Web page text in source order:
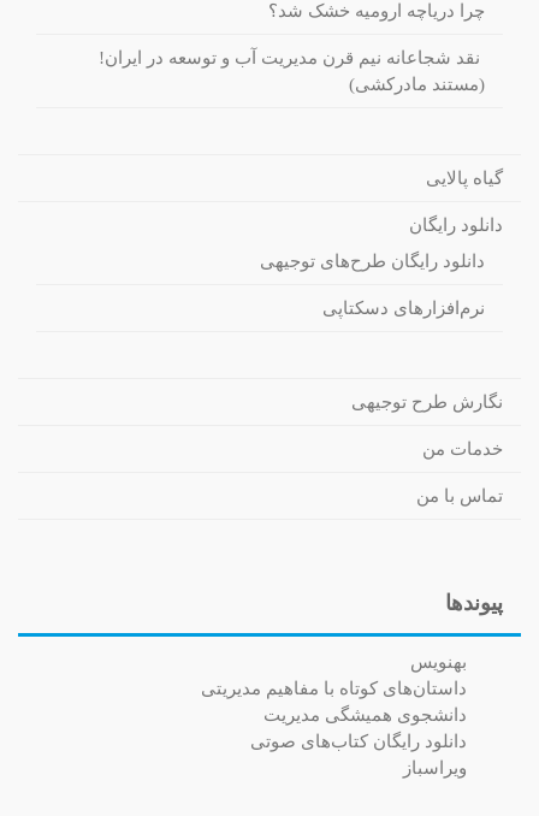
چرا دریاچه ارومیه خشک شد؟
نقد شجاعانه نیم قرن مدیریت آب و توسعه در ایران!
(مستند مادرکشی)
گیاه پالایی
دانلود رایگان
دانلود رایگان طرح‌های توجیهی
نرم‌افزارهای دسکتاپی
نگارش طرح توجیهی
خدمات من
تماس با من
پیوندها
بهنویس
داستان‌های کوتاه با مفاهیم مدیریتی
دانشجوی همیشگی مدیریت
دانلود رایگان کتاب‌های صوتی
ویراسباز